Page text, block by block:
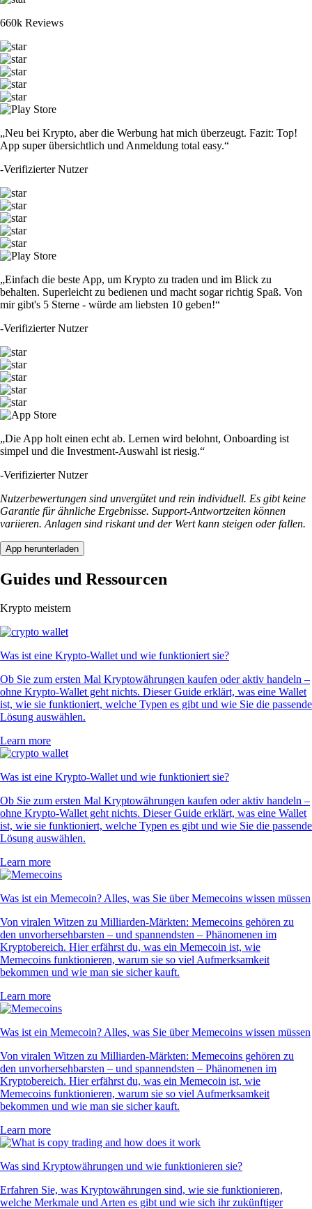
660k Reviews
„Neu bei Krypto, aber die Werbung hat mich überzeugt. Fazit: Top!
App super übersichtlich und Anmeldung total easy.“
-Verifizierter Nutzer
„Einfach die beste App, um Krypto zu traden und im Blick zu
behalten. Superleicht zu bedienen und macht sogar richtig Spaß. Von
mir gibt's 5 Sterne - würde am liebsten 10 geben!“
-Verifizierter Nutzer
„Die App holt einen echt ab. Lernen wird belohnt, Onboarding ist
simpel und die Investment-Auswahl ist riesig.“
-Verifizierter Nutzer
Nutzerbewertungen sind unvergütet und rein individuell. Es gibt keine
Garantie für ähnliche Ergebnisse. Support-Antwortzeiten können
variieren. Anlagen sind riskant und der Wert kann steigen oder fallen.
App herunterladen
Guides und Ressourcen
Krypto meistern
Was ist eine Krypto-Wallet und wie funktioniert sie?
Ob Sie zum ersten Mal Kryptowährungen kaufen oder aktiv handeln –
ohne Krypto-Wallet geht nichts. Dieser Guide erklärt, was eine Wallet
ist, wie sie funktioniert, welche Typen es gibt und wie Sie die passende
Lösung auswählen.
Learn more
Was ist eine Krypto-Wallet und wie funktioniert sie?
Ob Sie zum ersten Mal Kryptowährungen kaufen oder aktiv handeln –
ohne Krypto-Wallet geht nichts. Dieser Guide erklärt, was eine Wallet
ist, wie sie funktioniert, welche Typen es gibt und wie Sie die passende
Lösung auswählen.
Learn more
Was ist ein Memecoin? Alles, was Sie über Memecoins wissen müssen
Von viralen Witzen zu Milliarden-Märkten: Memecoins gehören zu
den unvorhersehbarsten – und spannendsten – Phänomenen im
Kryptobereich. Hier erfährst du, was ein Memecoin ist, wie
Memecoins funktionieren, warum sie so viel Aufmerksamkeit
bekommen und wie man sie sicher kauft.
Learn more
Was ist ein Memecoin? Alles, was Sie über Memecoins wissen müssen
Von viralen Witzen zu Milliarden-Märkten: Memecoins gehören zu
den unvorhersehbarsten – und spannendsten – Phänomenen im
Kryptobereich. Hier erfährst du, was ein Memecoin ist, wie
Memecoins funktionieren, warum sie so viel Aufmerksamkeit
bekommen und wie man sie sicher kauft.
Learn more
Was sind Kryptowährungen und wie funktionieren sie?
Erfahren Sie, was Kryptowährungen sind, wie sie funktionieren,
welche Merkmale und Arten es gibt und wie sich ihr zukünftiger